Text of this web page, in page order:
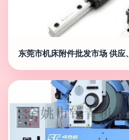
东莞市机床附件批发市场 供